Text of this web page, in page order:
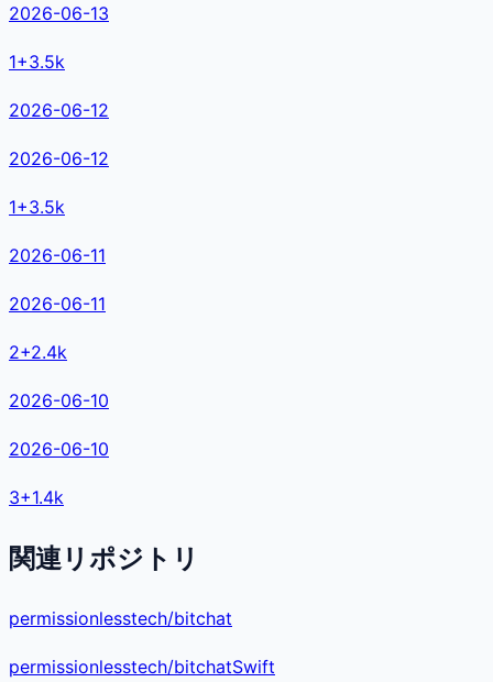
2026-06-13
1+3.5k
2026-06-12
2026-06-12
1+3.5k
2026-06-11
2026-06-11
2+2.4k
2026-06-10
2026-06-10
3+1.4k
関連リポジトリ
permissionlesstech/bitchat
permissionlesstech/bitchatSwift